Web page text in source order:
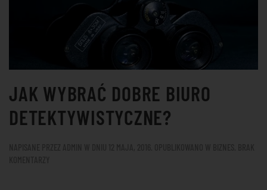
JAK WYBRAĆ DOBRE BIURO
DETEKTYWISTYCZNE?